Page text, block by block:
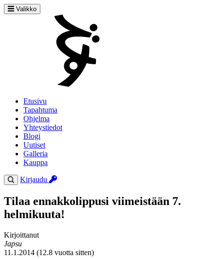
Valikko
Etusivu
Tapahtuma
Ohjelma
Yhteystiedot
Blogi
Uutiset
Galleria
Kauppa
Kirjaudu
Tilaa ennakkolippusi viimeistään 7.
helmikuuta!
Kirjoittanut
Japsu
11.1.2014 (12.8 vuotta sitten)